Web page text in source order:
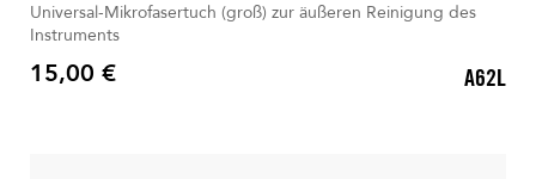
Universal-Mikrofasertuch (groß) zur äußeren Reinigung des
Instruments
Preis
15,00 € A62L